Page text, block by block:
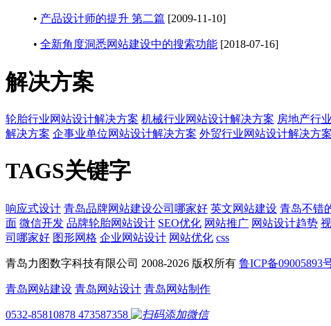
• 产品设计师的提升 第二篇 [2009-11-10]
• 全新角度洞悉网站建设中的搜索功能 [2018-07-16]
解决方案
轮胎行业网站设计解决方案 机械行业网站设计解决方案 房地产行
解决方案 企事业单位网站设计解决方案 外贸行业网站设计解决方案
TAGS关键字
响应式设计 青岛品牌网站建设公司哪家好 英文网站建设 青岛不错
面 微信开发 品牌轮胎网站设计 SEO优化 网站推广 网站设计趋势
司哪家好 图形网格 企业网站设计 网站优化 css
青岛力图数字科技有限公司 2008-2026 版权所有 鲁ICP备09005893
青岛网站建设 青岛网站设计 青岛网站制作
0532-85810878 473587358